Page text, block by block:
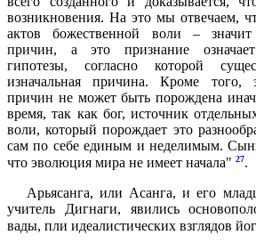
возникновения. На это мы отвечаем,
актов божественной воли – значит
причин, а это признание
гипотезы, согласно которой
изначальная причина. Кроме того,
причин не может быть порождена
время, так как бог, источник
воли, который порождает это
сам по себе единым и неделимым.
что эволюция мира не имеет начала" 27.
Арьясанга, или Асанга, и его
учитель Дигнаги, явились
вады, пли идеалистических взглядов